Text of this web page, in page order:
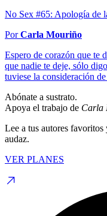
No Sex #65: Apología de
PorCarla Mouriño
Espero de corazón que te
que nadie te deje, sólo
tuviese la consideración
Abónate a sustrato.
Apoya el trabajo de Carla
Lee a tus autores
audaz.
VER PLANES